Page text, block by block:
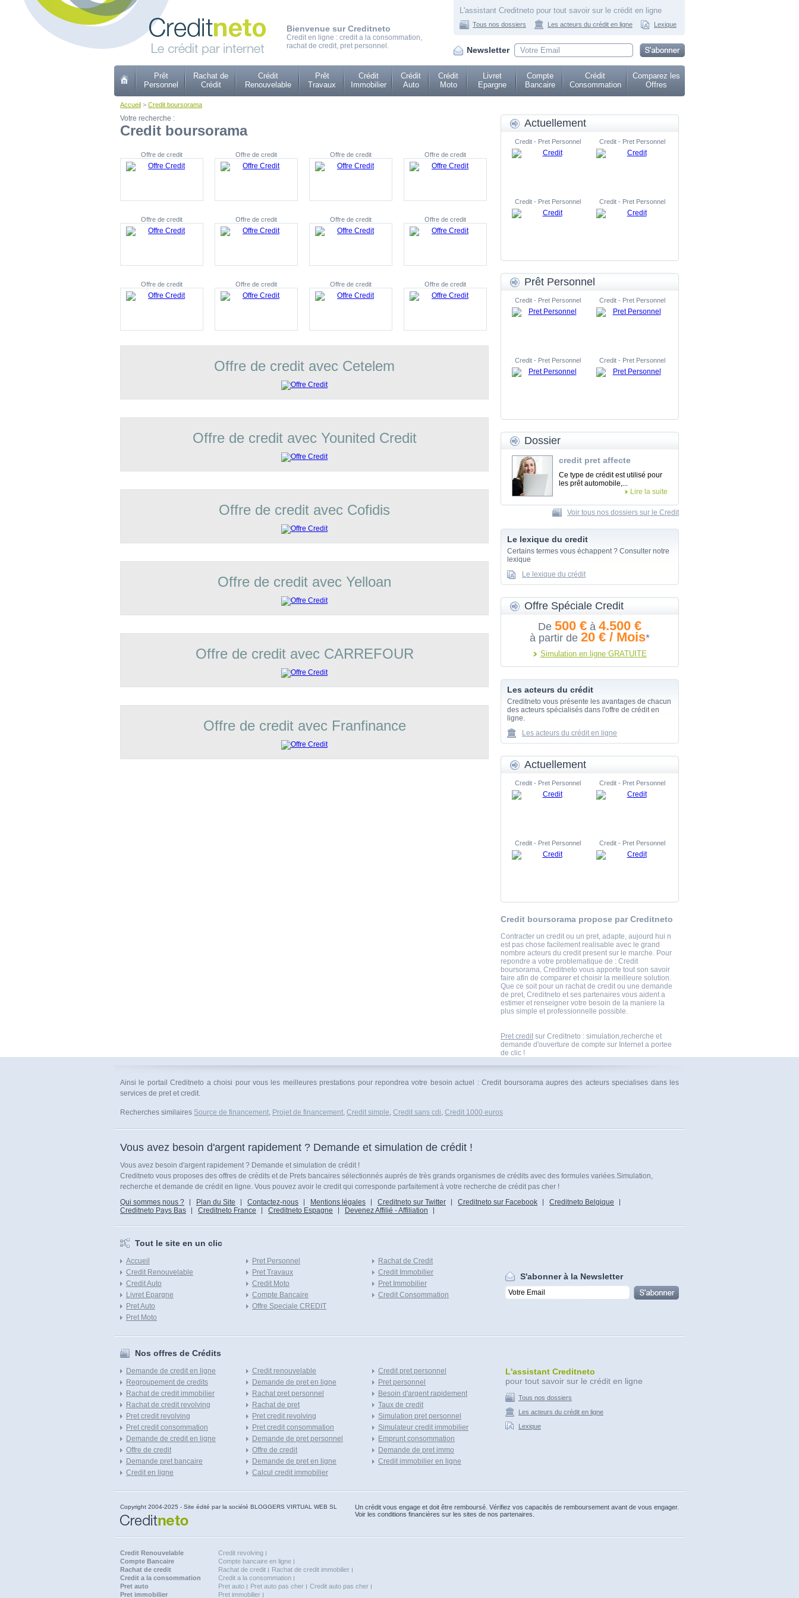
Bienvenue sur Creditneto
Credit en ligne : credit a la consommation,
rachat de credit, pret personnel.
L'assistant Creditneto pour tout savoir sur le crédit en ligne
Tous nos dossiers Les acteurs du crédit en ligne Lexique
Newsletter
Prêt
Personnel
Rachat de
Crédit
Crédit
Renouvelable
Prêt
Travaux
Crédit
Immobilier
Crédit
Auto
Crédit
Moto
Livret
Epargne
Compte
Bancaire
Crédit
Consommation
Comparez les
Offres
Accueil > Credit boursorama
Votre recherche :
Credit boursorama
Offre de credit Offre de credit Offre de credit Offre de credit
Offre de credit Offre de credit Offre de credit Offre de credit
Offre de credit Offre de credit Offre de credit Offre de credit
Offre de credit avec Cetelem
Offre de credit avec Younited Credit
Offre de credit avec Cofidis
Offre de credit avec Yelloan
Offre de credit avec CARREFOUR
Offre de credit avec Franfinance
Actuellement
Credit - Pret Personnel Credit - Pret Personnel
Credit - Pret Personnel Credit - Pret Personnel
Prêt Personnel
Credit - Pret Personnel Credit - Pret Personnel
Credit - Pret Personnel Credit - Pret Personnel
Dossier
credit pret affecte
Ce type de crédit est utilisé pour
les prêt automobile,...
Lire la suite
Voir tous nos dossiers sur le Credit
Le lexique du credit
Certains termes vous échappent ? Consulter notre
lexique
Le lexique du crédit
Offre Spéciale Credit
De 500 € à 4.500 €
à partir de 20 € / Mois*
Simulation en ligne GRATUITE
Les acteurs du crédit
Creditneto vous présente les avantages de chacun
des acteurs spécialisés dans l'offre de crédit en
ligne.
Les acteurs du crédit en ligne
Actuellement
Credit - Pret Personnel Credit - Pret Personnel
Credit - Pret Personnel Credit - Pret Personnel
Credit boursorama propose par Creditneto
Contracter un credit ou un pret, adapte, aujourd hui n
est pas chose facilement realisable avec le grand
nombre acteurs du credit present sur le marche. Pour
repondre a votre problematique de : Credit
boursorama, Creditneto vous apporte tout son savoir
faire afin de comparer et choisir la meilleure solution.
Que ce soit pour un rachat de credit ou une demande
de pret, Creditneto et ses partenaires vous aident a
estimer et renseigner votre besoin de la maniere la
plus simple et professionnelle possible.
Pret creditsur Creditneto : simulation,recherche et
demande d'ouverture de compte sur Internet a portee
de clic !
Ainsi le portail Creditneto a choisi pour vous les meilleures prestations pour repondrea votre besoin actuel : Credit boursorama aupres des acteurs specialises dans les
services de pret et credit.
Recherches similaires Source de financement, Projet de financement, Credit simple, Credit sans cdi, Credit 1000 euros
Vous avez besoin d'argent rapidement ? Demande et simulation de crédit !
Vous avez besoin d'argent rapidement ? Demande et simulation de crédit !
Creditneto vous proposes des offres de crédits et de Prets bancaires sélectionnés auprés de très grands organismes de crédits avec des formules variées.Simulation,
recherche et demande de crédit en ligne. Vous pouvez avoir le credit qui corresponde parfaitement à votre recherche de crédit pas cher !
Qui sommes nous ?
Plan du Site Contactez-nous Mentions légales Creditneto sur Twitter Creditneto sur Facebook
Creditneto Belgique
Creditneto Pays Bas
Creditneto France Creditneto Espagne Devenez Affilié - Affiliation
Tout le site en un clic
Accueil
Credit Renouvelable
Credit Auto
Livret Epargne
Pret Auto
Pret Moto
Pret Personnel
Pret Travaux
Credit Moto
Compte Bancaire
Offre Speciale CREDIT
Rachat de Credit
Credit Immobilier
Pret Immobilier
Credit Consommation
S'abonner à la Newsletter
Nos offres de Crédits
Demande de credit en ligne
Regroupement de credits
Rachat de credit immobilier
Rachat de credit revolving
Pret credit revolving
Pret credit consommation
Demande de credit en ligne
Offre de credit
Demande pret bancaire
Credit en ligne
Credit renouvelable
Demande de pret en ligne
Rachat pret personnel
Rachat de pret
Pret credit revolving
Pret credit consommation
Demande de pret personnel
Offre de credit
Demande de pret en ligne
Calcul credit immobilier
Credit pret personnel
Pret personnel
Besoin d'argent rapidement
Taux de credit
Simulation pret personnel
Simulateur credit immobilier
Emprunt consommation
Demande de pret immo
Credit immobilier en ligne
L'assistant Creditneto
pour tout savoir sur le crédit en ligne
Tous nos dossiers
Les acteurs du crédit en ligne
Lexique
Copyright 2004-2025 - Site édité par la société BLOGGERS VIRTUAL WEB SL
Un crédit vous engage et doit être remboursé. Vérifiez vos capacités de remboursement avant de vous engager.
Voir les conditions financières sur les sites de nos partenaires.
Credit Renouvelable
Credit revolving
Compte Bancaire
Compte bancaire en ligne
Rachat de credit
Rachat de credit
Rachat de credit immobilier
Credit a la consommation
Credit a la consommation
Pret auto
Pret auto Pret auto pas cher
Credit auto pas cher
Pret immobilier
Pret immobilier